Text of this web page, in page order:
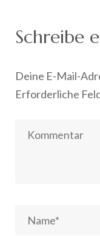
Schreibe
Deine E-Mail-
Erforderliche